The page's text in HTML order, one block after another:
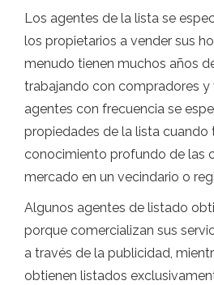
Los agentes de la lista se
los propietarios a vender sus
menudo tienen muchos años
trabajando con compradores y
agentes con frecuencia se
propiedades de la lista cuando
conocimiento profundo de las
mercado en un vecindario o
Algunos agentes de listado
porque comercializan sus
a través de la publicidad,
obtienen listados